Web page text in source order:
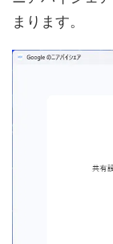
まります。